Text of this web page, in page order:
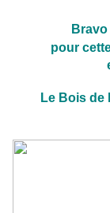
pour
Le Bois